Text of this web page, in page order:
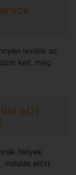
leválik az
kell, még
a(z)
helyek
indulás előtt